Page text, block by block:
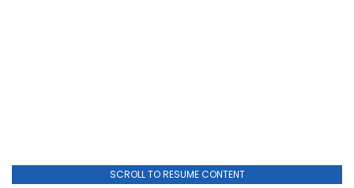
SCROLL TO RESUME CONTENT